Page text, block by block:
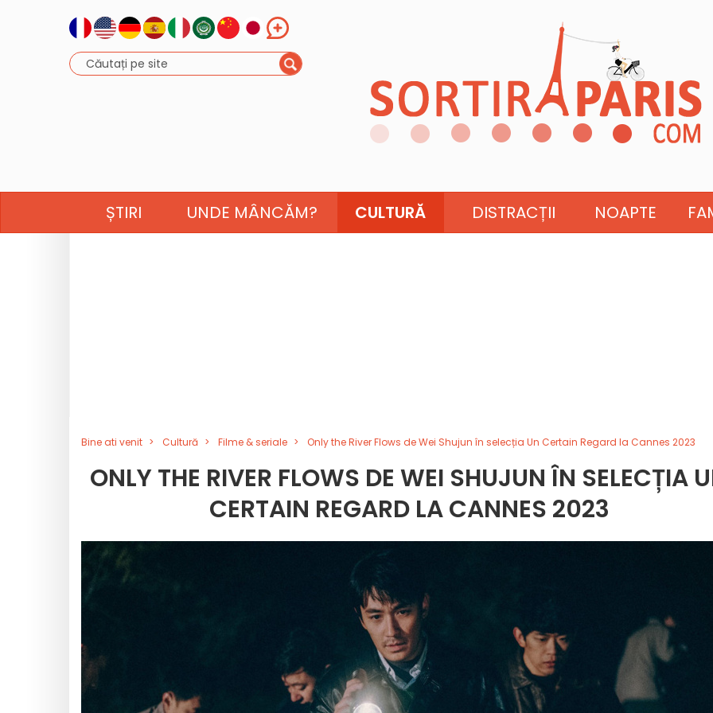
ȘTIRI UNDE MÂNCĂM? CULTURĂ DISTRACȚII NOAPTE
Bine ati venit Cultură Filme & seriale Only the River Flows de Wei Shujun în selecția Un Certain Regard la Cannes 2023
ONLY THE RIVER FLOWS DE WEI SHUJUN ÎN SELECȚIA
CERTAIN REGARD LA CANNES 2023